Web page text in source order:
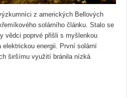
z amerických Bellových
solárního článku. Stalo se
vědci poprvé přišli s myšlenkou
elektrickou energii. První solární
širšímu využití bránila nízká